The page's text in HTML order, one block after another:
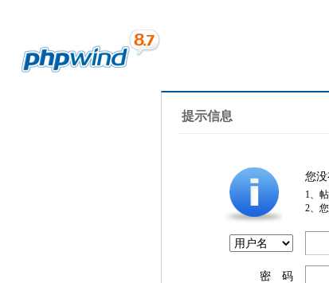
提示信息
您
1、
2、
密 码